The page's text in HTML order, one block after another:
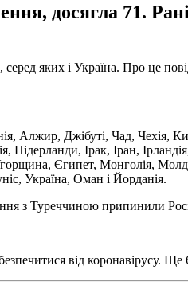
досягла 71.
яких і Україна. Про це
Алжир, Джібуті, Чад, Чехія,
Ірак, Іран,
Єгипет, Монголія,
Україна, Оман і Йорданія.
з Туреччиною припинили
від коронавірусу.